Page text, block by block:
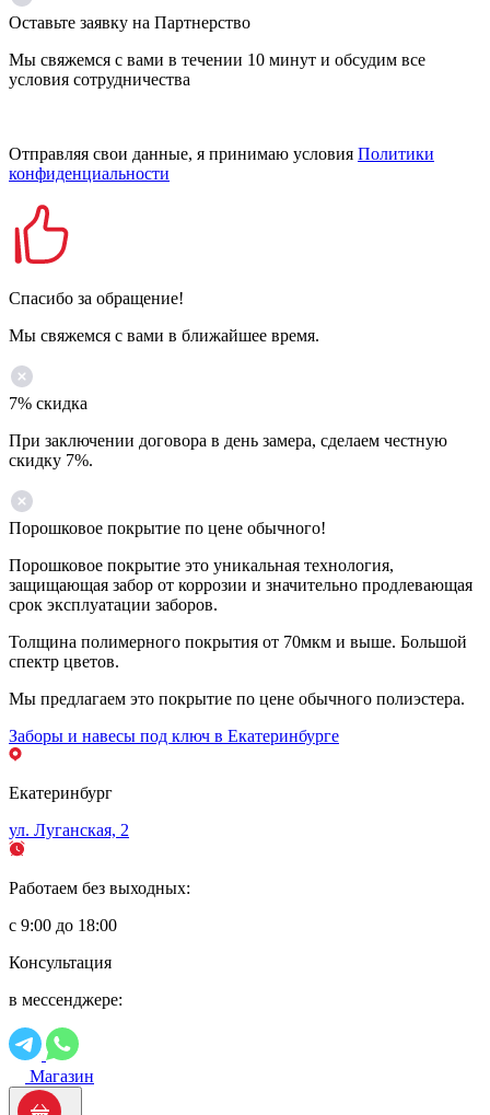
Оставьте заявку на Партнерство
Мы свяжемся с вами в течении 10 минут и обсудим все
условия сотрудничества
Отправляя свои данные, я принимаю условия Политики
конфиденциальности
Спасибо за обращение!
Мы свяжемся с вами в ближайшее время.
7% скидка
При заключении договора в день замера, сделаем честную
скидку 7%.
Порошковое покрытие по цене обычного!
Порошковое покрытие это уникальная технология,
защищающая забор от коррозии и значительно продлевающая
срок эксплуатации заборов.
Толщина полимерного покрытия от 70мкм и выше. Большой
спектр цветов.
Мы предлагаем это покрытие по цене обычного полиэстера.
Заборы и навесы под ключ в Екатеринбурге
Екатеринбург
ул. Луганская, 2
Работаем без выходных:
с 9:00 до 18:00
Консультация
в мессенджере:
Магазин